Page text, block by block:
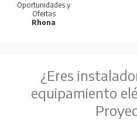
Oportunidades y
Ofertas
Rhona
¿Eres
equipamiento